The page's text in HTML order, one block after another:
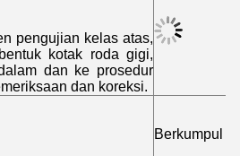
pengujian kelas atas,
kotak roda gigi,
dan ke prosedur
dan koreksi.
Berkumpul